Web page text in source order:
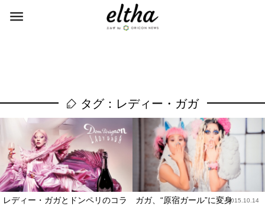
タグ：レディー・ガガ
レディー・ガガとドンペリのコラ
ガガ、“原宿ガール”に変身2015.10.14